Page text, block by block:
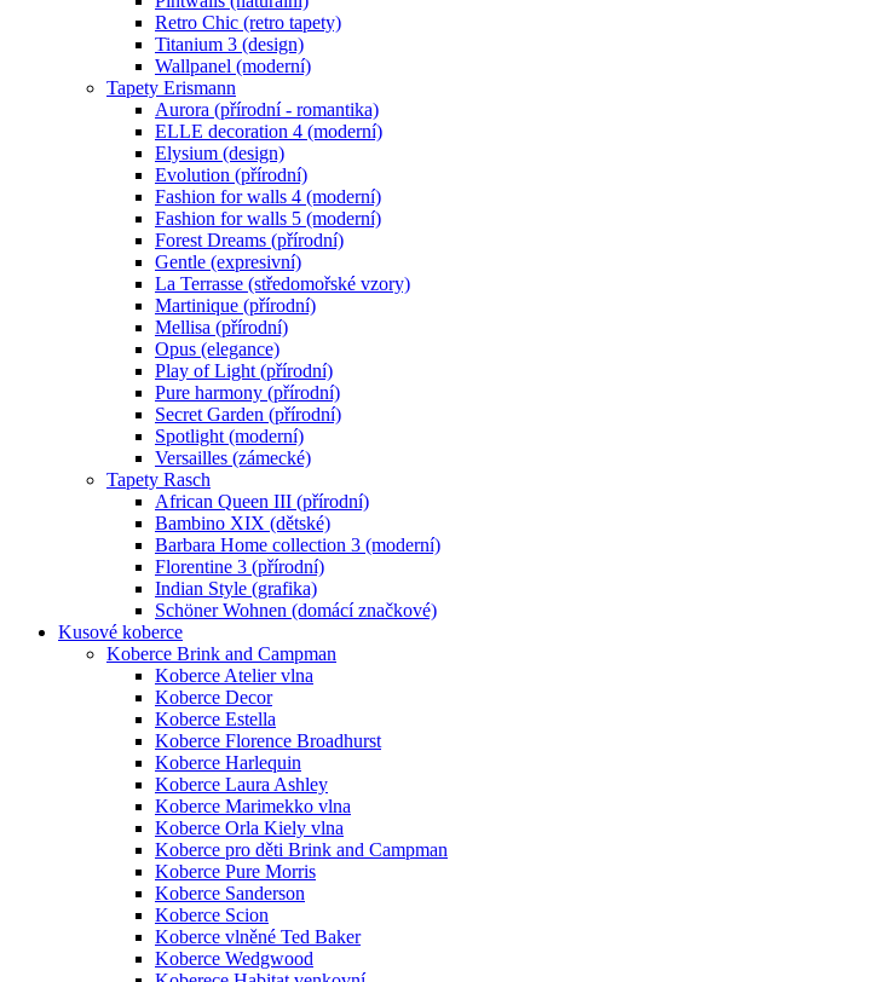
Retro Chic (retro tapety)
Titanium 3 (design)
Wallpanel (moderní)
Tapety Erismann
Aurora (přírodní - romantika)
ELLE decoration 4 (moderní)
Elysium (design)
Evolution (přírodní)
Fashion for walls 4 (moderní)
Fashion for walls 5 (moderní)
Forest Dreams (přírodní)
Gentle (expresivní)
La Terrasse (středomořské vzory)
Martinique (přírodní)
Mellisa (přírodní)
Opus (elegance)
Play of Light (přírodní)
Pure harmony (přírodní)
Secret Garden (přírodní)
Spotlight (moderní)
Versailles (zámecké)
Tapety Rasch
African Queen III (přírodní)
Bambino XIX (dětské)
Barbara Home collection 3 (moderní)
Florentine 3 (přírodní)
Indian Style (grafika)
Schöner Wohnen (domácí značkové)
Kusové koberce
Koberce Brink and Campman
Koberce Atelier vlna
Koberce Decor
Koberce Estella
Koberce Florence Broadhurst
Koberce Harlequin
Koberce Laura Ashley
Koberce Marimekko vlna
Koberce Orla Kiely vlna
Koberce pro děti Brink and Campman
Koberce Pure Morris
Koberce Sanderson
Koberce Scion
Koberce vlněné Ted Baker
Koberce Wedgwood